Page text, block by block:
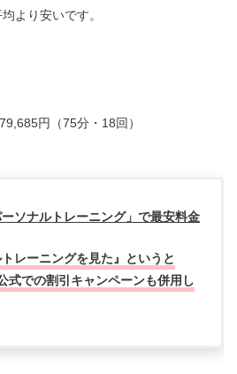
より安いです。
円（75分・18回）
ソナルトレーニング」で最安料金
トレーニングを見た』というと
式での割引キャンペーンも併用し